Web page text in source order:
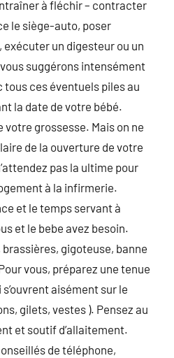
à fléchir – contracter
le siège-auto, poser
exécuter un digesteur ou un
suggérons intensément
ces éventuels piles au
la date de votre bébé.
votre grossesse. Mais on ne
de la ouverture de votre
pas la ultime pour
à la infirmerie.
et le temps servant à
et le bebe avez besoin.
gigoteuse, banne
vous, préparez une tenue
aisément sur le
gilets, vestes ). Pensez au
et soutif d’allaitement.
de téléphone,